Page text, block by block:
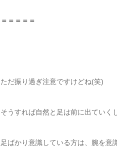
＝＝＝＝＝
ただ振り過ぎ注意ですけどね(笑)
そうすれば自然と足は前に出ていく
足ばかり意識している方は、腕を意